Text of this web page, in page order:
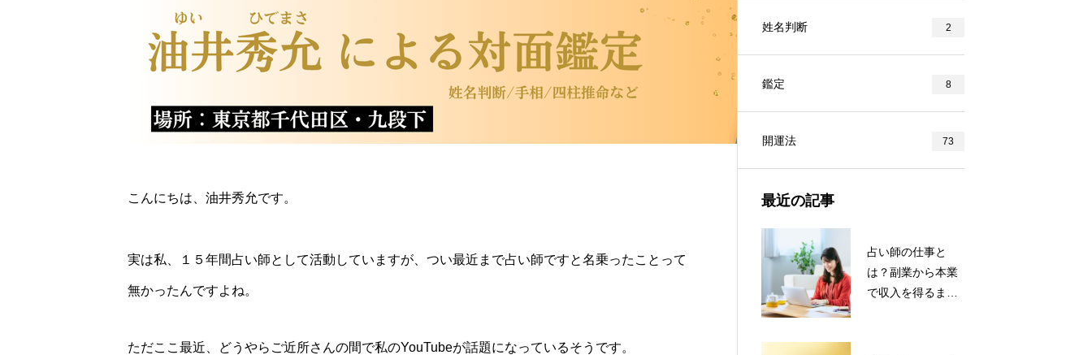
こんにちは、油井秀允です。
実は私、１５年間占い師として活動していますが、つい最近まで占い師ですと名乗ったことって
無かったんですよね。
ただここ最近、どうやらご近所さんの間で私のYouTubeが話題になっているそうです。
姓名判断 2
鑑定 8
開運法 73
最近の記事
占い師の仕事と
は？副業から本業
で収入を得るま